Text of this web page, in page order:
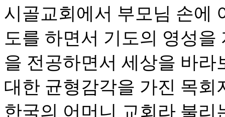
시골교회에서 부모님 손에
도를 하면서 기도의 영성
을 전공하면서 세상을 바
대한 균형감각을 가진 목회
한국의 어머니 교회라 불